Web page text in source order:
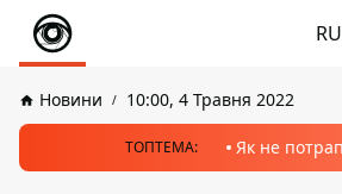
RU
Новини 10:00, 4 Травня 2022
ТОПТЕМА: Як не